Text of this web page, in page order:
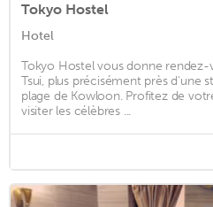
Tokyo Hostel
Hotel
Tokyo Hostel vous donne rendez-
Tsui, plus précisément près d'une
plage de Kowloon. Profitez de
visiter les célèbres ...